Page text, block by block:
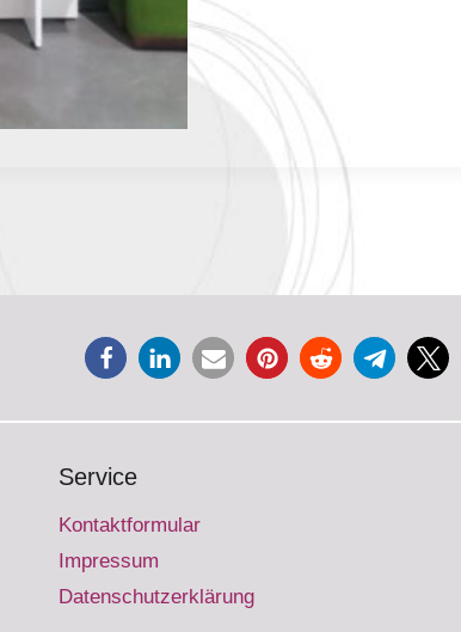
Service
Kontaktformular
Impressum
Datenschutzerklärung